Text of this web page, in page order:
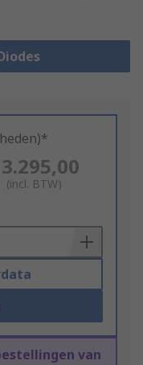
(incl. BTW)
van